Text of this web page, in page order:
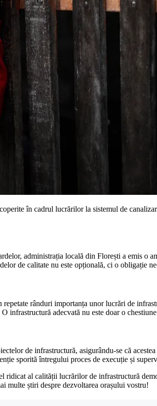
în cadrul lucrărilor la sistemul de
administrația locală din Florești a emis o
de calitate nu este opțională, ci o obligație
rânduri importanța unor lucrări de
infrastructură adecvată nu este doar o
de infrastructură, asigurându-se că
sporită întregului proces de execuție și
al calității lucrărilor de infrastructură
multe știri despre dezvoltarea orașului vostru!